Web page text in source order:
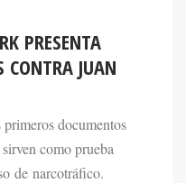
PRESENTA
JUAN
documentos
como prueba
de narcotráfico.